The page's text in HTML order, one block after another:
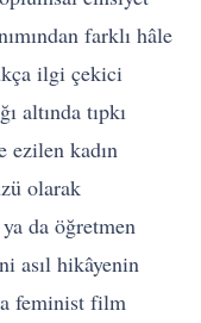
farklı hâle
ilgi çekici
altında tıpkı
ezilen kadın
olarak
da öğretmen
asıl hikâyenin
feminist film